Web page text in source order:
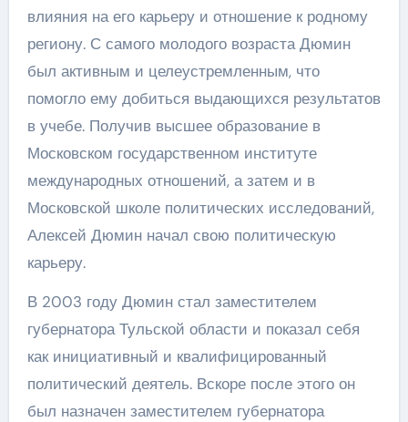
влияния на его карьеру и отношение к родному
региону. С самого молодого возраста Дюмин
был активным и целеустремленным, что
помогло ему добиться выдающихся результатов
в учебе. Получив высшее образование в
Московском государственном институте
международных отношений, а затем и в
Московской школе политических исследований,
Алексей Дюмин начал свою политическую
карьеру.
В 2003 году Дюмин стал заместителем
губернатора Тульской области и показал себя
как инициативный и квалифицированный
политический деятель. Вскоре после этого он
был назначен заместителем губернатора